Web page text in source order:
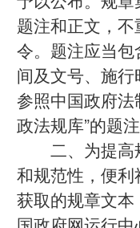
题注和正文，
令。题注应当
间及文号、施
参照中国政府法
政法规库”的题注
二、为提
和规范性，便
获取的规章文